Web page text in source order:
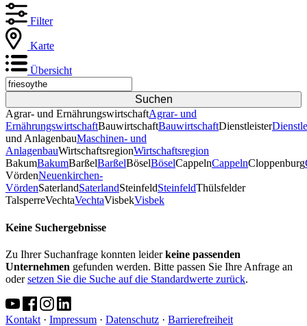
Filter
Karte
Übersicht
Agrar- und ErnährungswirtschaftAgrar- und
ErnährungswirtschaftBauwirtschaftBauwirtschaftDienstleister
und AnlagenbauMaschinen- und
AnlagenbauWirtschaftsregionWirtschaftsregion
BakumBakumBarßelBarßelBöselBöselCappelnCappelnCloppenburg
VördenNeuenkirchen-
VördenSaterlandSaterlandSteinfeldSteinfeldThülsfelder
TalsperreVechtaVechtaVisbekVisbek
Keine Suchergebnisse
Zu Ihrer Suchanfrage konnten leiderkeine passenden
Unternehmen gefunden werden. Bitte passen Sie Ihre Anfrage an
odersetzen Sie die Suche auf die Standardwerte zurück.
Kontakt · Impressum · Datenschutz · Barrierefreiheit